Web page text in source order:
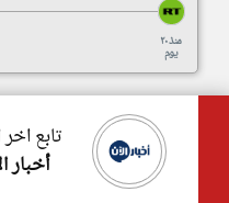
منذ ٢٠
يوم
تابع
أخبار